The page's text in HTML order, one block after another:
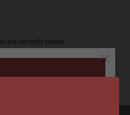
×
are currently closed.